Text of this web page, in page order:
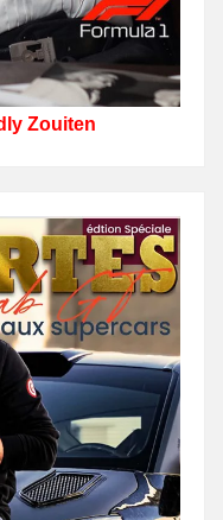
Zouiten